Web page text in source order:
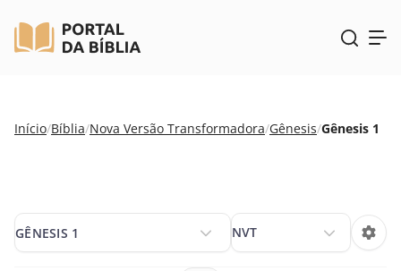
Pular
Início/Bíblia/Nova Versão Transformadora/Gênesis/Gênesis 1
GÊNESIS 1